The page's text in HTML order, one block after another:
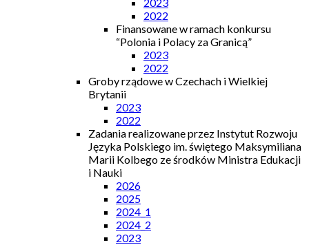
2022
Finansowane w ramach konkursu
“Polonia i Polacy za Granicą”
2023
2022
Groby rządowe w Czechach i Wielkiej
Brytanii
2023
2022
Zadania realizowane przez Instytut Rozwoju
Języka Polskiego im. świętego Maksymiliana
Marii Kolbego ze środków Ministra Edukacji
i Nauki
2026
2025
2024_1
2024_2
2023